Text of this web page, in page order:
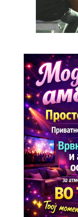
Со ова
Големиот
Стефанија
Иако имала само